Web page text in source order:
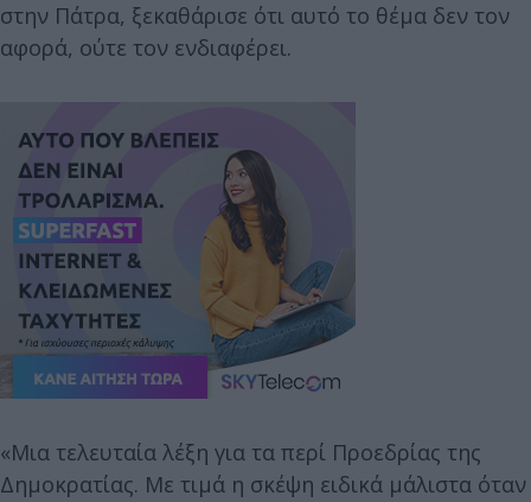
στην Πάτρα, ξεκαθάρισε ότι αυτό το θέμα δεν τον
αφορά, ούτε τον ενδιαφέρει.
«Μια τελευταία λέξη για τα περί Προεδρίας της
Δημοκρατίας. Με τιμά η σκέψη ειδικά μάλιστα όταν